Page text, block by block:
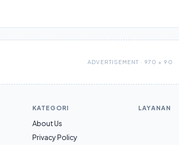
ADVERTISEMENT · 970 × 90
KATEGORI
About Us
Privacy Policy
LAYANAN